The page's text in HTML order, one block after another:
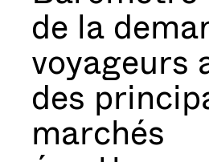
de la
voyageurs
des
marchés